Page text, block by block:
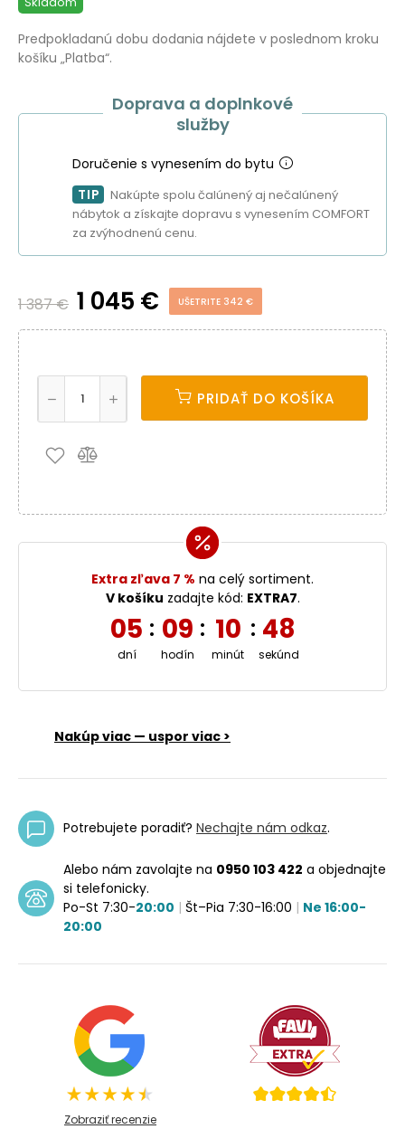
Predpokladanú dobu dodania nájdete v poslednom kroku
košíku „Platba“.
Doprava a doplnkové
služby
Doručenie s vynesením do bytu
TIP
Nakúpte spolu čalúnený aj nečalúnený
nábytok a získajte dopravu s vynesením COMFORT
za zvýhodnenú cenu.
1 387 € 1 045 € UŠETRITE 342 €
PRIDAŤ DO KOŠÍKA
Extra zľava 7 % na celý sortiment.
V košíku zadajte kód: EXTRA7.
05
dní
: 09
hodín
: 10
minút
: 48
sekúnd
Nakúp viac — uspor viac >
Potrebujete poradiť? Nechajte nám odkaz.
Alebo nám zavolajte na 0950 103 422 a objednajte
si telefonicky.
Po-St 7:30-20:00 | Št–Pia 7:30-16:00 | Ne 16:00-
20:00
Zobraziť recenzie